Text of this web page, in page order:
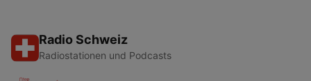
Radio Schweiz
Radiostationen und Podcasts